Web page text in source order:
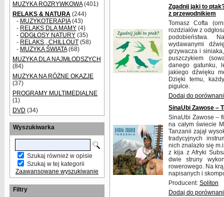
MUZYKA ROZRYWKOWA(401)
RELAKS & NATURA (244)
- MUZYKOTERAPIA(43)
- RELAKS DLA MAMY (4)
- ODGŁOSY NATURY (35)
- RELAKS , CHILLOUT (58)
- MUZYKA ŚWIATA(68)
MUZYKA DLA NAJMŁODSZYCH
(84)
MUZYKA NA RÓŻNE OKAZJE
(37)
PROGRAMY MULTIMEDIALNE
(1)
DVD (34)
Wyszukiwarka
Szukaj również w opisie
Szukaj w tej kategorii
Zaawansowane wyszukiwanie
Filtry
Zgadnij jaki to
z przewodnikiem
Tomasz Cofta
rozdziałów z
podobieństwa.
wydawanymi
grzywacza i
puszczykiem
danego gatunku,
jakiego dźwięku
Dzięki temu,
pigułce.
Dodaj do
SinaUbi Zawose –
SinaUbi Zawose –
na całym świecie
Tanzanii zajął
tradycyjnych
nich znalazło się
z kija z Afryki
dwie struny
rowerowego. Na
napisanych i
Producent: Soliton
Dodaj do